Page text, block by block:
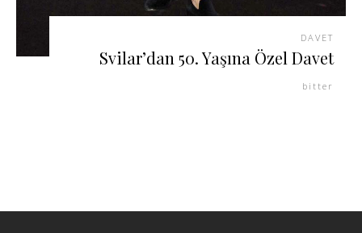
DAVET
Svilar’dan 50. Yaşına Özel Davet
bitter